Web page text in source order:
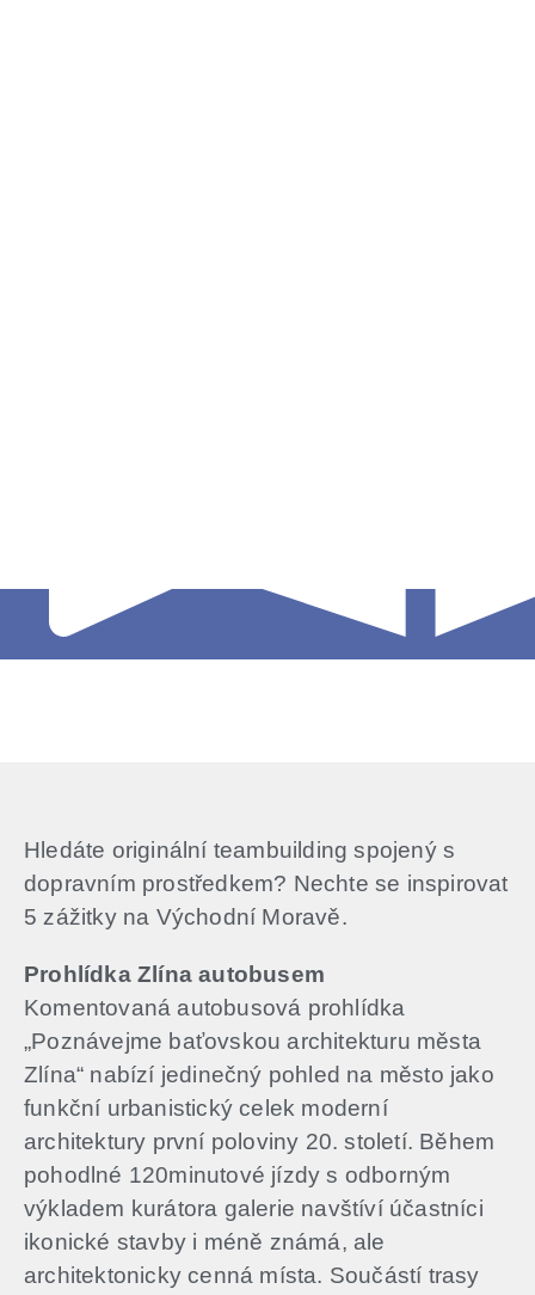
Hledáte originální teambuilding spojený s
dopravním prostředkem? Nechte se inspirovat
5 zážitky na Východní Moravě.
Prohlídka Zlína autobusem
Komentovaná autobusová prohlídka
„Poznávejme baťovskou architekturu města
Zlína“ nabízí jedinečný pohled na město jako
funkční urbanistický celek moderní
architektury první poloviny 20. století.​ Během
pohodlné 120minutové jízdy s odborným
výkladem kurátora galerie navštíví účastníci
ikonické stavby i méně známá, ale
architektonicky cenná místa. Součástí trasy